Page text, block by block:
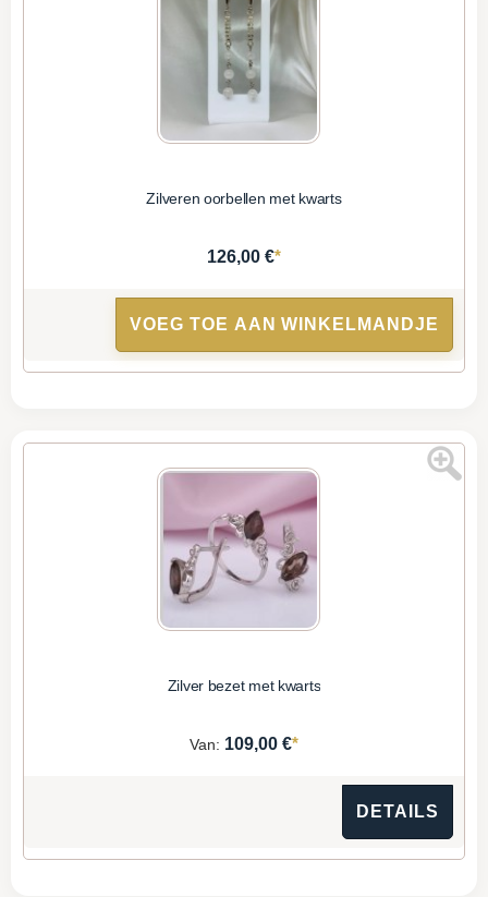
Zilveren oorbellen met kwarts
126,00 €*
VOEG TOE AAN WINKELMANDJE
Zilver bezet met kwarts
Van: 109,00 €*
DETAILS